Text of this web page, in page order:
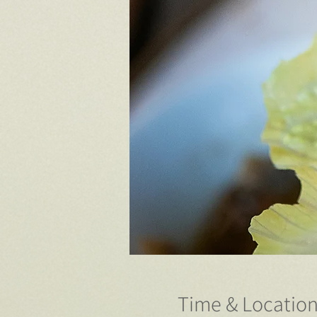
Time &